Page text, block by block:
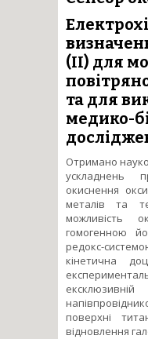
(ІІ) для
та для
медико-
Отримано
ускладнень
окиснення
металів та
можливість
гомогенною
редокс-
кінетична
поверхні
відновлення